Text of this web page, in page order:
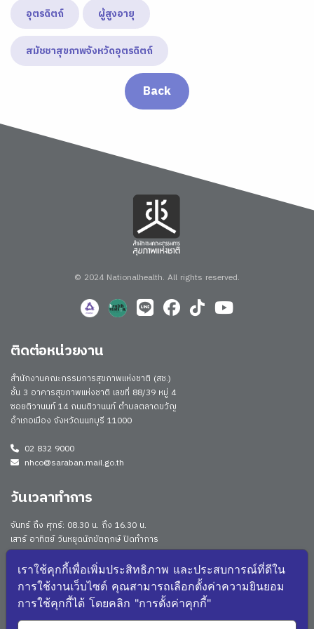
อุตรดิตถ์ ผู้สูงอายุ
สมัชชาสุขภาพจังหวัดอุตรดิตถ์
Back
© 2024 Nationalhealth. All rights reserved.
ติดต่อหน่วยงาน
สำนักงานคณะกรรมการสุขภาพแห่งชาติ (สช.)
ชั้น 3 อาคารสุขภาพแห่งชาติ เลขที่ 88/39 หมู่ 4
ซอยติวานนท์ 14 ถนนติวานนท์ ตำบลตลาดขวัญ
อำเภอเมือง จังหวัดนนทบุรี 11000
02 832 9000
nhco@saraban.mail.go.th
วันเวลาทำการ
จันทร์ ถึง ศุกร์: 08.30 น. ถึง 16.30 น.
เสาร์ อาทิตย์ วันหยุดนักขัตฤกษ์ ปิดทำการ
Work From Anywhere (WFA)/ Work From Home (WFH)
ดูประกาศนโยบาย
จำนวนผู้เยี่ยมชม: 175963
จำนวนผู้เยี่ยมชม (วันนี้): 1525
เราใช้คุกกี้เพื่อเพิ่มประสิทธิภาพ และประสบการณ์ที่ดีใน
การใช้งานเว็บไซต์ คุณสามารถเลือกตั้งค่าความยินยอม
การใช้คุกกี้ได้ โดยคลิก "การตั้งค่าคุกกี้"